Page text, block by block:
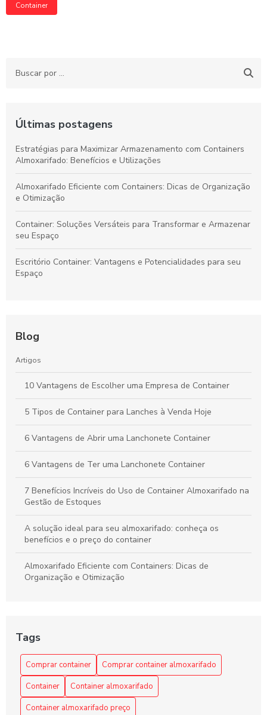
Container
Últimas postagens
Estratégias para Maximizar Armazenamento com Containers
Almoxarifado: Benefícios e Utilizações
Almoxarifado Eficiente com Containers: Dicas de Organização
e Otimização
Container: Soluções Versáteis para Transformar e Armazenar
seu Espaço
Escritório Container: Vantagens e Potencialidades para seu
Espaço
Blog
Artigos
10 Vantagens de Escolher uma Empresa de Container
5 Tipos de Container para Lanches à Venda Hoje
6 Vantagens de Abrir uma Lanchonete Container
6 Vantagens de Ter uma Lanchonete Container
7 Benefícios Incríveis do Uso de Container Almoxarifado na
Gestão de Estoques
A solução ideal para seu almoxarifado: conheça os
benefícios e o preço do container
Almoxarifado Eficiente com Containers: Dicas de
Organização e Otimização
Inovações
As Principais Empresas Fabricantes de Containers e Suas
Soluções Inovadoras
As Vantagens do Escritório Container Versátil
Tags
Comprar container
Comprar container almoxarifado
Container
Container almoxarifado
Container almoxarifado preço